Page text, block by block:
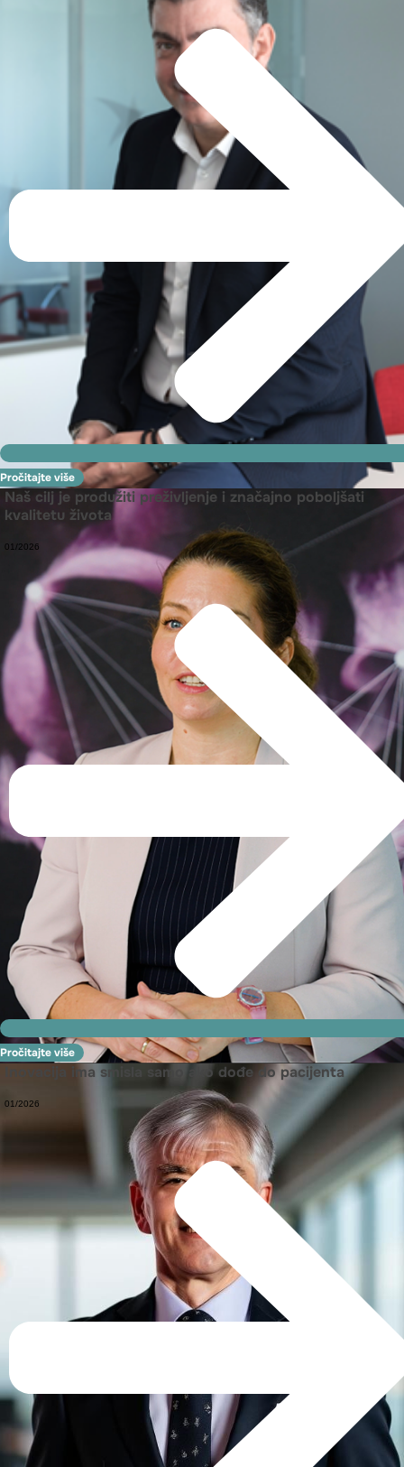
Pročitajte više
Naš cilj je produžiti preživljenje i značajno poboljšati
kvalitetu života
01/2026
Pročitajte više
Inovacija ima smisla samo ako dođe do pacijenta
01/2026